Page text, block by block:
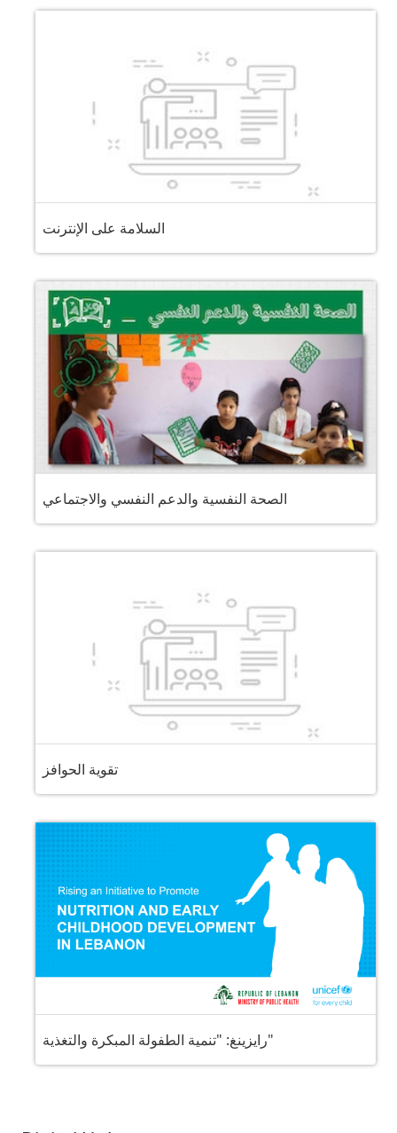
السلامة على الإنترنت
الصحة النفسية والدعم النفسي والاجتماعي
تقوية الحوافز
رايزينغ: "تنمية الطفولة المبكرة والتغذية"